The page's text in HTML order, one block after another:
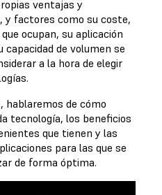
ventajas y
y factores como su coste,
ocupan, su aplicación
capacidad de volumen se
a la hora de elegir
hablaremos de cómo
tecnología, los beneficios
que tienen y las
para las que se
de forma óptima.